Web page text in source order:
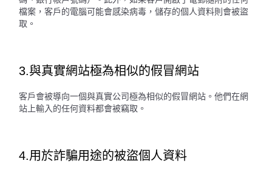
檔案，客戶的電腦可能會感染病毒，儲存的個人資料則會被盜
取。
3.與真實網站極為相似的假冒網站
客戶會被導向一個與真實公司極為相似的假冒網站。他們在網
站上輸入的任何資料都會被竊取。
4.用於詐騙用途的被盜個人資料